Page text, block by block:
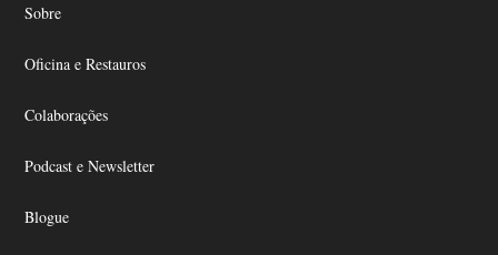
Sobre
Oficina e Restauros
Colaborações
Podcast e Newsletter
Blogue